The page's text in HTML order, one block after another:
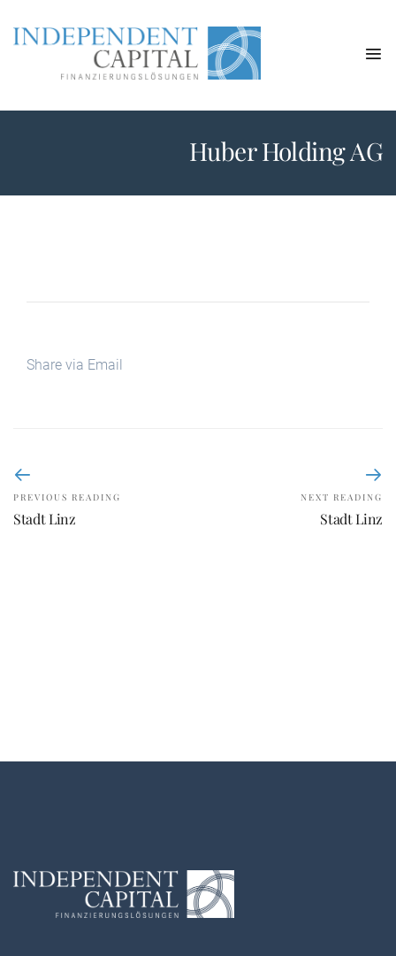
Huber Holding AG
Share via Email
PREVIOUS READING
Stadt Linz
NEXT READING
Stadt Linz